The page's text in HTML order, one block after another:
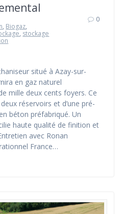
, Biogaz,
, stockage
0
situé à Azay-sur-
en gaz naturel
mille deux cents foyers. Ce
réservoirs et d’une pré-
béton préfabriqué. Un
haute qualité de finition et
avec Ronan
France…